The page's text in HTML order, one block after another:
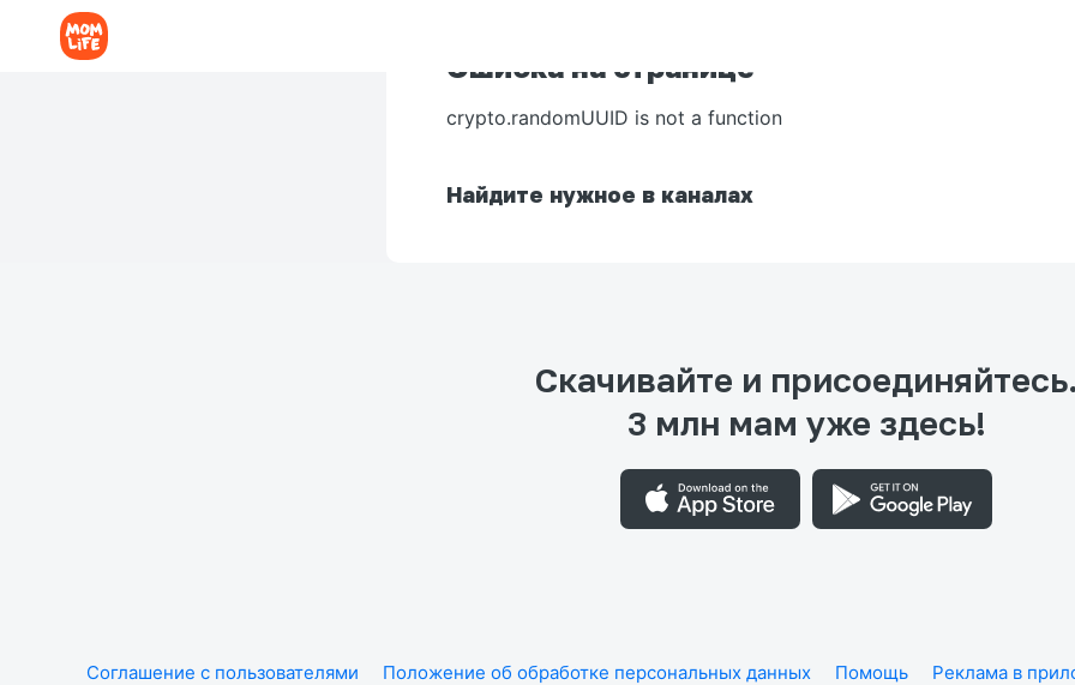
Ошибка на странице
crypto.randomUUID is not a function
Найдите нужное в каналах
Скачивайте и присоединяйтесь.
3 млн мам уже здесь!
Соглашение с пользователями Положение об обработке персональных данных Помощь Реклама в